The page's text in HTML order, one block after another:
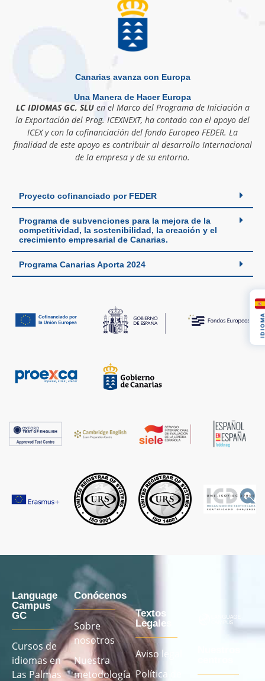
Canarias avanza con Europa
Una Manera de Hacer Europa
LC IDIOMAS GC, SLUen el Marco del Programa de Iniciación a
la Exportación del Prog. ICEXNEXT, ha contado con el apoyo del
ICEX y con la cofinanciación del fondo Europeo FEDER. La
finalidad de este apoyo es contribuir al desarrollo Internacional
de la empresa y de su entorno.
Proyecto cofinanciado por FEDER
Programa de subvenciones para la mejora de la
competitividad, la sostenibilidad, la creación y el
crecimiento empresarial de Canarias.
Programa Canarias Aporta 2024
Language
Campus
GC
Cursos de
idiomas en
Las Palmas
Conócenos
Sobre
nosotros
Nuestra
metodología
Textos
Legales
Aviso legal
Política de
IDIOMA